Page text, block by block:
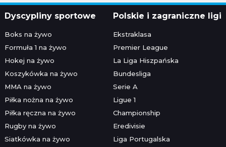
Dyscypliny sportowe
Boks na żywo
Formuła 1 na żywo
Hokej na żywo
Koszykówka na żywo
MMA na żywo
Piłka nożna na żywo
Piłka ręczna na żywo
Rugby na żywo
Siatkówka na żywo
Polskie i zagraniczne ligi
Ekstraklasa
Premier League
La Liga Hiszpańska
Bundesliga
Serie A
Ligue 1
Championship
Eredivisie
Liga Portugalska